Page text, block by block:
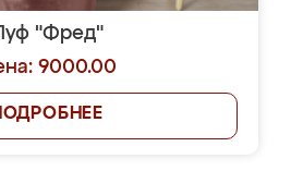
"Фред"
9000.00